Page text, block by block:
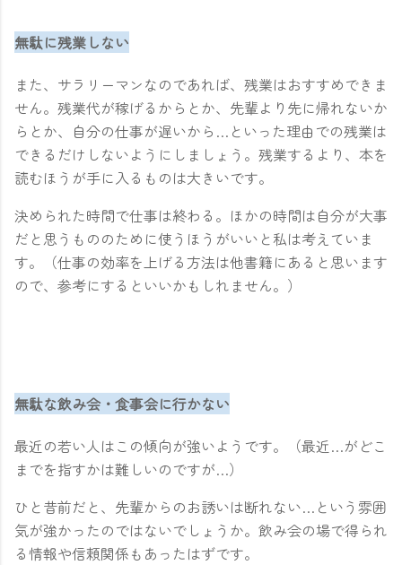
無駄に残業しない
また、サラリーマンなのであれば、残業はおすすめできま
せん。残業代が稼げるからとか、先輩より先に帰れないか
らとか、自分の仕事が遅いから…といった理由での残業は
できるだけしないようにしましょう。残業するより、本を
読むほうが手に入るものは大きいです。
決められた時間で仕事は終わる。ほかの時間は自分が大事
だと思うもののために使うほうがいいと私は考えていま
す。（仕事の効率を上げる方法は他書籍にあると思います
ので、参考にするといいかもしれません。）
無駄な飲み会・食事会に行かない
最近の若い人はこの傾向が強いようです。（最近…がどこ
までを指すかは難しいのですが…）
ひと昔前だと、先輩からのお誘いは断れない…という雰囲
気が強かったのではないでしょうか。飲み会の場で得られ
る情報や信頼関係もあったはずです。